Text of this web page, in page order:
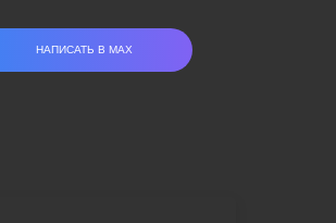
НАПИСАТЬ В МАХ